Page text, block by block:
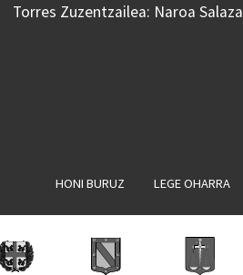
Torres Zuzentzailea: Naroa
HONI BURUZ LEGE OHARRA